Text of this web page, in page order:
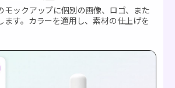
モックアップに個別の画像、ロゴ、また
ます。カラーを適用し、素材の仕上げを